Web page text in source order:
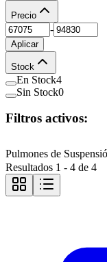
Precio
-
Aplicar
Stock
En Stock4
Sin Stock0
Filtros activos:
Pulmones de
Resultados 1 - 4 de 4